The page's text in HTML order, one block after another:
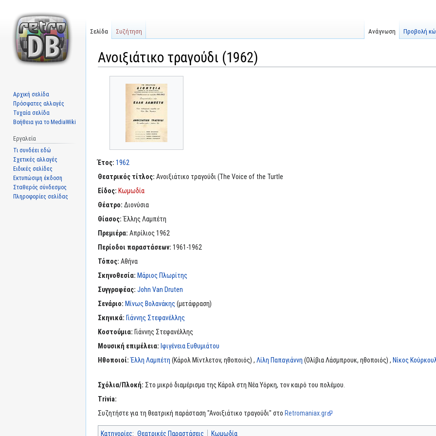
Ανοιξιάτικο τραγούδι (1962)
Έτος: 1962
Θεατρικός τίτλος: Ανοιξιάτικο τραγούδι (The Voice of the Turtle
Είδος: Κωμωδία
Θέατρο: Διονύσια
Θίασος:Έλλης Λαμπέτη
Πρεμιέρα: Απρίλιος 1962
Περίοδοι παραστάσεων: 1961-1962
Τόπος: Αθήνα
Σκηνοθεσία: Μάριος Πλωρίτης
Συγγραφέας: John Van Druten
Σενάριο: Μίνως Βολανάκης (μετάφραση)
Σκηνικά: Γιάννης Στεφανέλλης
Κοστούμια: Γιάννης Στεφανέλλης
Μουσική επιμέλεια: Ιφιγένεια Ευθυμιάτου
Ηθοποιοί: Έλλη Λαμπέτη (Κάρολ Μίντλετον, ηθοποιός) , Λίλη Παπαγιάννη (Ολίβια Λάσμπρουκ, ηθοποιός) , Νίκος
Σχόλια/Πλοκή: Στο μικρό διαμέρισμα της Κάρολ στη Νέα Υόρκη, τον καιρό του πολέμου.
Trivia:
Συζητήστε για τη θεατρική παράσταση "Ανοιξιάτικο τραγούδι" στο Retromaniax.gr
Κατηγορίες: Θεατρικές Παραστάσεις Κωμωδία
Σελίδα Συζήτηση Ανάγνωση Προβολή
Αρχική σελίδα
Πρόσφατες αλλαγές
Τυχαία σελίδα
Βοήθεια για το MediaWiki
Εργαλεία
Τι συνδέει εδώ
Σχετικές αλλαγές
Ειδικές σελίδες
Εκτυπώσιμη έκδοση
Σταθερός σύνδεσμος
Πληροφορίες σελίδας